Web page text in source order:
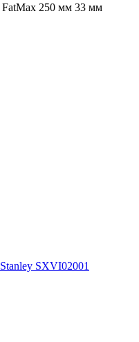
250 мм 33 мм
SXVI02001